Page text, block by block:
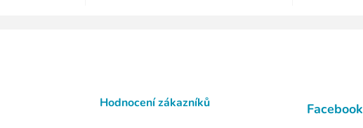
Hodnocení zákazníků Facebook